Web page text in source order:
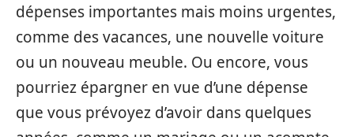
dépenses importantes mais moins urgentes,
comme des vacances, une nouvelle voiture
ou un nouveau meuble. Ou encore, vous
pourriez épargner en vue d’une dépense
que vous prévoyez d’avoir dans quelques